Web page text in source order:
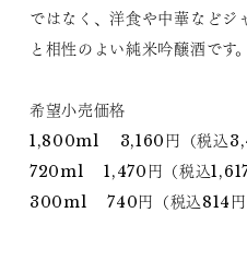
ではなく、洋食や中華などジ
と相性のよい純米吟醸酒です。
希望小売価格
1,800ml 3,160円（税込
720ml 1,470円（税込1,617
300ml 740円（税込814円